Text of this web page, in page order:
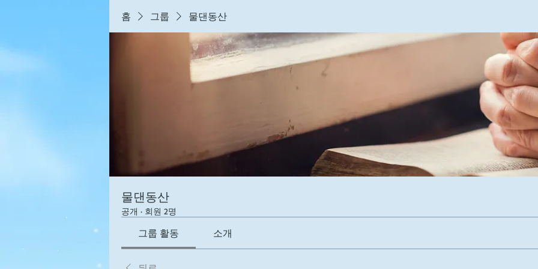
홈 그룹 물댄동산
물댄동산
공개 · 회원 2명
그룹 활동 소개